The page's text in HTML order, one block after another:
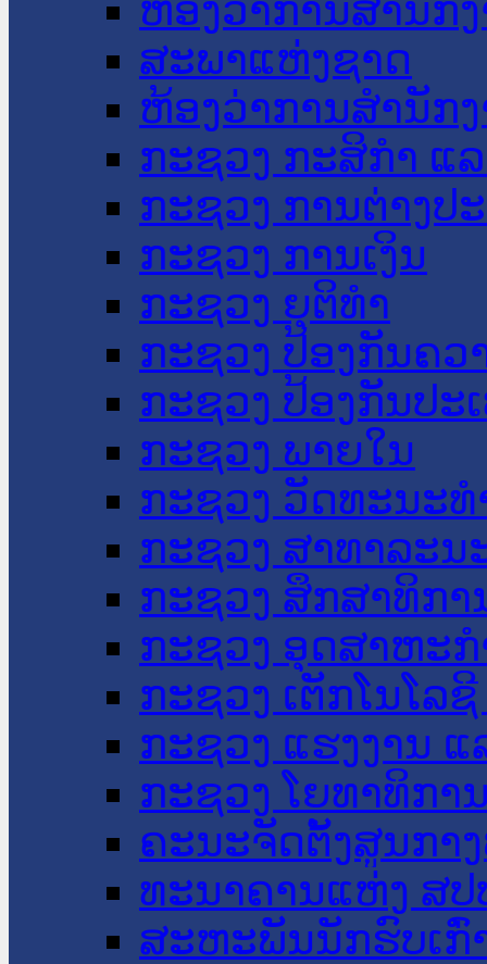
ຫ້ອງວ່າການສໍານັກ
ສະພາແຫ່ງຊາດ
ຫ້ອງວ່າການສຳນັກ
ກະຊວງ ກະສິກຳ ແ
ກະຊວງ ການຕ່າງປ
ກະຊວງ ການເງິນ
ກະຊວງ ຍຸຕິທໍາ
ກະຊວງ ປ້ອງກັນຄວ
ກະຊວງ ປ້ອງກັນປະ
ກະຊວງ ພາຍໃນ
ກະຊວງ ວັດທະນະ
ກະຊວງ ສາທາລະນ
ກະຊວງ ສຶກສາທິກາ
ກະຊວງ ອຸດສາຫະ
ກະຊວງ ເຕັກໂນໂລ
ກະຊວງ ແຮງງານ
ກະຊວງ ໂຍທາທິກາ
ຄະນະຈັດຕັ້ງສູນກາ
ທະນາຄານແຫ່ງ ສປ
ສະຫະພັນນັກຮົບເກົ່